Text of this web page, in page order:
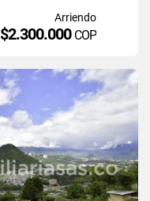
Arriendo
$2.300.000 COP